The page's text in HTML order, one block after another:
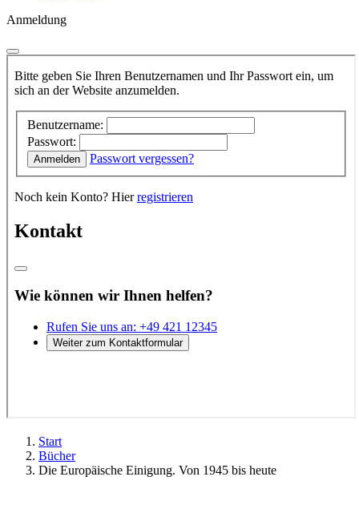
Anmeldung
Start
Bücher
Die Europäische Einigung. Von 1945 bis heute